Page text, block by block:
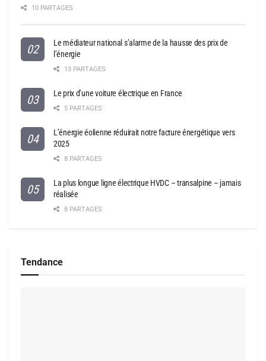
10 PARTAGES
Le médiateur national s’alarme de la hausse des prix de
l’énergie
13 PARTAGES
Le prix d’une voiture électrique en France
5 PARTAGES
L’énergie éolienne réduirait notre facture énergétique vers
2025
8 PARTAGES
La plus longue ligne électrique HVDC – transalpine – jamais
réalisée
8 PARTAGES
Tendance